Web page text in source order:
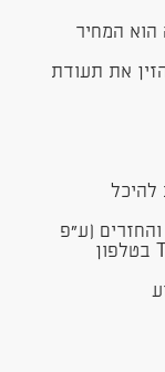
הוא המחיר
את תעודת
להיכל
(ע"פ
תקנון אתר המכירה) יש לפנות​ ל TO-MIX בטלפון